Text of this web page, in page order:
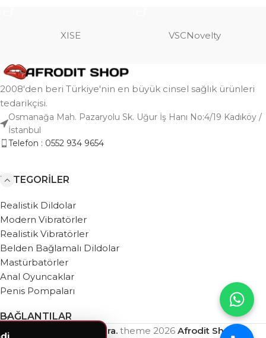
XISE VSCNovelty
2008'den beri Türkiye'nin en büyük cinsel sağlık ürünleri
tedarikçisi.
Osmanağa Mah. Pazaryolu Sk. Uğur İş Hanı No:4/19 Kadıköy /
İstanbul
Telefon : 0552 934 9654
KATEGORILER
Realistik Dildolar
Modern Vibratörler
Realistik Vibratörler
Belden Bağlamalı Dildolar
Mastürbatörler
Anal Oyuncaklar
Penis Pompaları
BAĞLANTILAR
WebZera. theme 2026 Afrodit Shop